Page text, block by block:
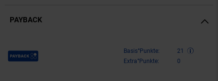
PAYBACK
Payback Punkte Basis°Punkte:
21
Extra°Punkte:
0